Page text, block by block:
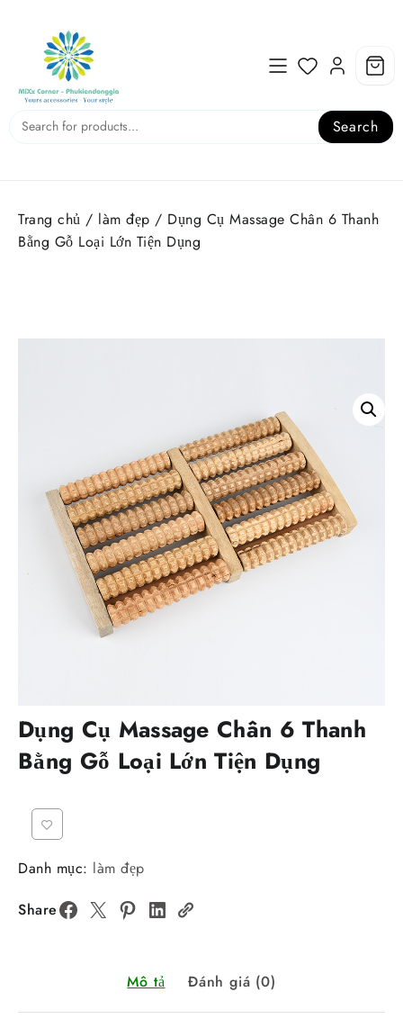
content
Search
Trang chủ / làm đẹp / Dụng Cụ Massage Chân 6 Thanh
Bằng Gỗ Loại Lớn Tiện Dụng
Dụng Cụ Massage Chân 6 Thanh
Bằng Gỗ Loại Lớn Tiện Dụng
Danh mục: làm đẹp
Share
Mô tả Đánh giá (0)